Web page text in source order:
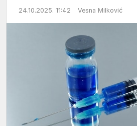
24.10.2025. 11:42 Vesna Milković